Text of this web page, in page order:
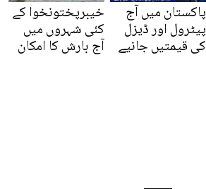
پاکستان میں آج
پیٹرول اور ڈیزل
کی قیمتیں جانیے
خیبرپختونخوا کے
کئی شہروں میں
آج بارش کا امکان